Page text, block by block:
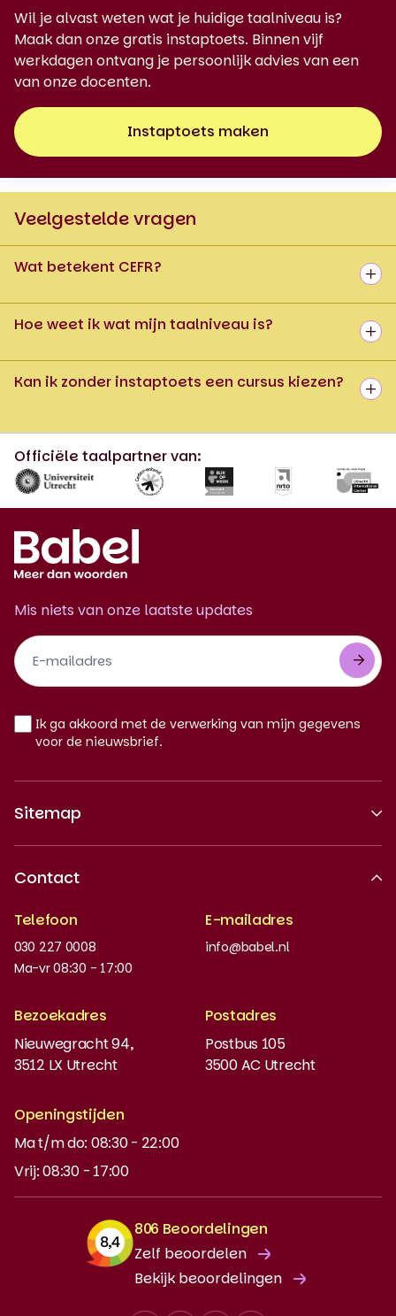
Wil je alvast weten wat je huidige taalniveau is?
Maak dan onze gratis instaptoets. Binnen vijf
werkdagen ontvang je persoonlijk advies van een
van onze docenten.
Instaptoets maken
Veelgestelde vragen
Wat betekent CEFR?
Hoe weet ik wat mijn taalniveau is?
Kan ik zonder instaptoets een cursus kiezen?
Officiële taalpartner van:
Mis niets van onze laatste updates
Footer
Newsletter
NL
Ik ga akkoord met de verwerking van mijn gegevens
voor de nieuwsbrief.
Sitemap
Nieuws en updates
Instaptoets
MyBabel
NT2
DUO-lening
Contact
Telefoon
030 227 0008
Ma-vr 08:30 - 17:00
E-mailadres
info@babel.nl
Bezoekadres
Nieuwegracht 94,
3512 LX Utrecht
Postadres
Postbus 105
3500 AC Utrecht
Openingstijden
Ma t/m do: 08:30 - 22:00
Vrij: 08:30 - 17:00
806 Beoordelingen
Zelf beoordelen
Bekijk beoordelingen